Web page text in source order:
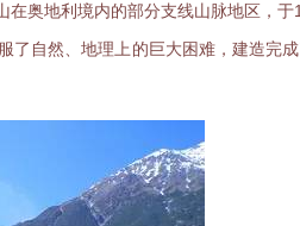
在奥地利境内的部分支线山脉地区，于
了自然、地理上的巨大困难，建造完